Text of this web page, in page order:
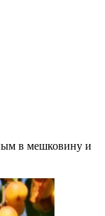
в мешковину и